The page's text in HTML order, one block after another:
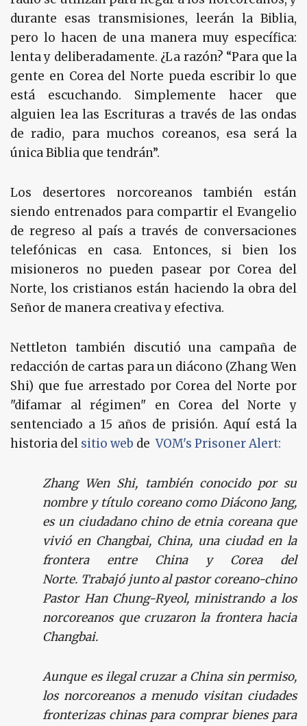
durante esas transmisiones, leerán la Biblia,
pero lo hacen de una manera muy específica:
lenta y deliberadamente. ¿La razón? “Para que la
gente en Corea del Norte pueda escribir lo que
está escuchando. Simplemente hacer que
alguien lea las Escrituras a través de las ondas
de radio, para muchos coreanos, esa será la
única Biblia que tendrán”.
Los desertores norcoreanos también están
siendo entrenados para compartir el Evangelio
de regreso al país a través de conversaciones
telefónicas en casa. Entonces, si bien los
misioneros no pueden pasear por Corea del
Norte, los cristianos están haciendo la obra del
Señor de manera creativa y efectiva.
Nettleton también discutió una campaña de
redacción de cartas para un diácono (Zhang Wen
Shi) que fue arrestado por Corea del Norte por
"difamar al régimen" en Corea del Norte y
sentenciado a 15 años de prisión. Aquí está la
historia del sitio web deVOM's Prisoner Alert:
Zhang Wen Shi, también conocido por su
nombre y título coreano como Diácono Jang,
es un ciudadano chino de etnia coreana que
vivió en Changbai, China, una ciudad en la
frontera entre China y Corea del
Norte. Trabajó junto al pastor coreano-chino
Pastor Han Chung-Ryeol, ministrando a los
norcoreanos que cruzaron la frontera hacia
Changbai.
Aunque es ilegal cruzar a China sin permiso,
los norcoreanos a menudo visitan ciudades
fronterizas chinas para comprar bienes para